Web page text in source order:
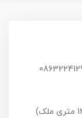
اراک، خیابان سید جمال الدین اسدآبادی (12 متری ملک)